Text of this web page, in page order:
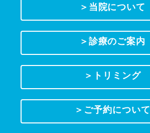
＞当院について
＞診療のご案内
＞トリミング
＞ご予約について